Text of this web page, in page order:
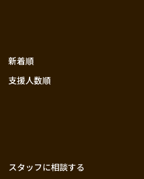
新着順
支援人数順
スタッフに相談する